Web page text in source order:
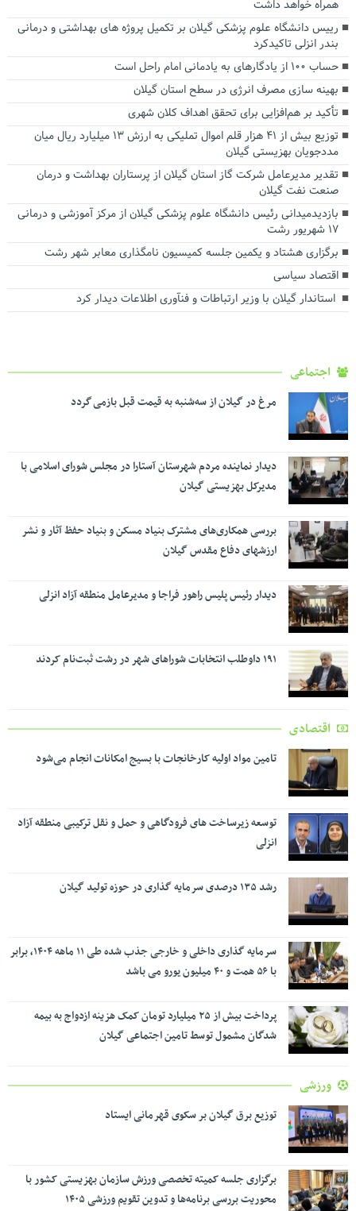
همراه خواهد داشت
رییس دانشگاه علوم پزشکی گیلان بر تکمیل پروژه های بهداشتی و درمانی
بندر انزلی تاکیدکرد
حساب ۱۰۰ از یادگارهای به یادمانی امام راحل است
بهینه سازی مصرف انرژی در سطح استان گیلان
تأکید بر هم‌افزایی برای تحقق اهداف کلان شهری
توزیع بیش از ۴۱ هزار قلم اموال تملیکی به ارزش ۱۳ میلیارد ریال میان
مددجویان بهزیستی گیلان
تقدیر مدیرعامل شرکت گاز استان گیلان از پرستاران بهداشت و درمان
صنعت نفت گیلان
بازدیدمیدانی رئیس دانشگاه علوم پزشکی گیلان از مرکز آموزشی و درمانی
۱۷ شهریور رشت
برگزاری هشتاد و یکمین جلسه کمیسیون نامگذاری معابر شهر رشت
اقتصاد سیاسی
استاندار گیلان با وزیر ارتباطات و فنآوری اطلاعات دیدار کرد
اجتماعی
مرغ در گیلان از سه‌شنبه به قیمت قبل بازمی گردد
دیدار نماینده مردم شهرستان آستارا در مجلس شورای اسلامی با
مدیرکل بهزیستی گیلان
بررسی همکاری‌های مشترک بنیاد مسکن و بنیاد حفظ آثار و نشر
ارزشهای دفاع مقدس گیلان
دیدار رئیس پلیس راهور فراجا و مدیرعامل منطقه آزاد انزلی
۱۹۱ داوطلب انتخابات شوراهای شهر در رشت ثبت‌نام کردند
اقتصادی
تامین مواد اولیه کارخانجات با بسیج امکانات انجام می‌شود
توسعه زیرساخت های فرودگاهی و حمل و نقل ترکیبی منطقه آزاد
انزلی
رشد ۱۳۵ درصدی سرمایه گذاری در حوزه تولید گیلان
سرمایه گذاری داخلی و خارجی جذب شده طی ۱۱ ماهه ۱۴۰۴، برابر
با ۵۶ همت و ۴۰ میلیون یورو می باشد
پرداخت بیش از ۲۵ میلیارد تومان کمک هزینه ازدواج به بیمه
شدگان مشمول توسط تامین اجتماعی گیلان
ورزشی
توزیع برق گیلان بر سکوی قهرمانی ایستاد
برگزاری جلسه کمیته تخصصی ورزش سازمان بهزیستی کشور با
محوریت بررسی برنامه‌ها و تدوین تقویم ورزشی ۱۴۰۵